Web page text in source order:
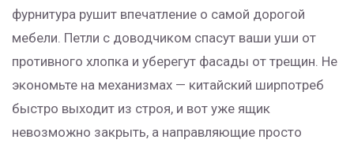
фурнитура рушит впечатление о самой дорогой
мебели. Петли с доводчиком спасут ваши уши от
противного хлопка и уберегут фасады от трещин. Не
экономьте на механизмах — китайский ширпотреб
быстро выходит из строя, и вот уже ящик
невозможно закрыть, а направляющие просто